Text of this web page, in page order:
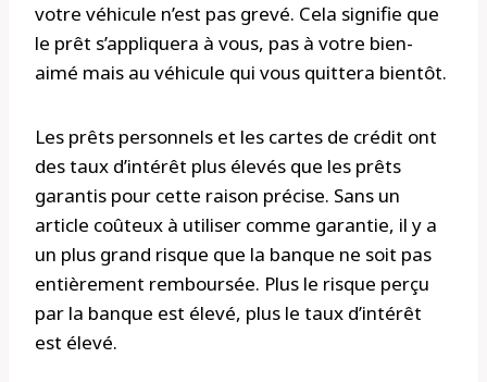
votre véhicule n’est pas grevé. Cela signifie que
le prêt s’appliquera à vous, pas à votre bien-
aimé mais au véhicule qui vous quittera bientôt.
Les prêts personnels et les cartes de crédit ont
des taux d’intérêt plus élevés que les prêts
garantis pour cette raison précise. Sans un
article coûteux à utiliser comme garantie, il y a
un plus grand risque que la banque ne soit pas
entièrement remboursée. Plus le risque perçu
par la banque est élevé, plus le taux d’intérêt
est élevé.